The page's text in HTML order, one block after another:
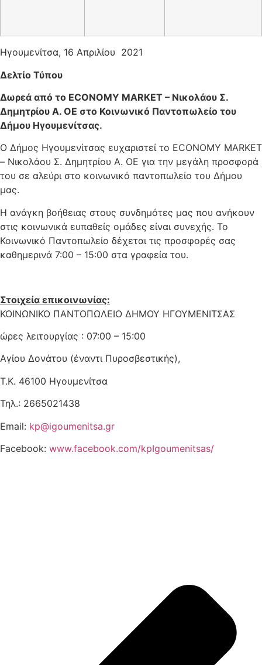
Ηγουμενίτσα, 16 Απριλίου 2021
Δελτίο Τύπου
Δωρεά από το ECONOMY MARKET – Νικολάου Σ.
Δημητρίου Α. ΟΕ στο Κοινωνικό Παντοπωλείο του
Δήμου Ηγουμενίτσας.
Ο Δήμος Ηγουμενίτσας ευχαριστεί το ECONOMY MARKET
– Νικολάου Σ. Δημητρίου Α. ΟΕ για την μεγάλη προσφορά
του σε αλεύρι στο κοινωνικό παντοπωλείο του Δήμου
μας.
Η ανάγκη βοήθειας στους συνδημότες μας που ανήκουν
στις κοινωνικά ευπαθείς ομάδες είναι συνεχής. Το
Κοινωνικό Παντοπωλείο δέχεται τις προσφορές σας
καθημερινά 7:00 – 15:00 στα γραφεία του.
Στοιχεία επικοινωνίας:
ΚΟΙΝΩΝΙΚΟ ΠΑΝΤΟΠΩΛΕΙΟ ΔΗΜΟΥ ΗΓΟΥΜΕΝΙΤΣΑΣ
ώρες λειτουργίας : 07:00 – 15:00
Αγίου Δονάτου (έναντι Πυροσβεστικής),
Τ.Κ. 46100 Ηγουμενίτσα
Τηλ.: 2665021438
Email: kp@igoumenitsa.gr
Facebook: www.facebook.com/kpIgoumenitsas/